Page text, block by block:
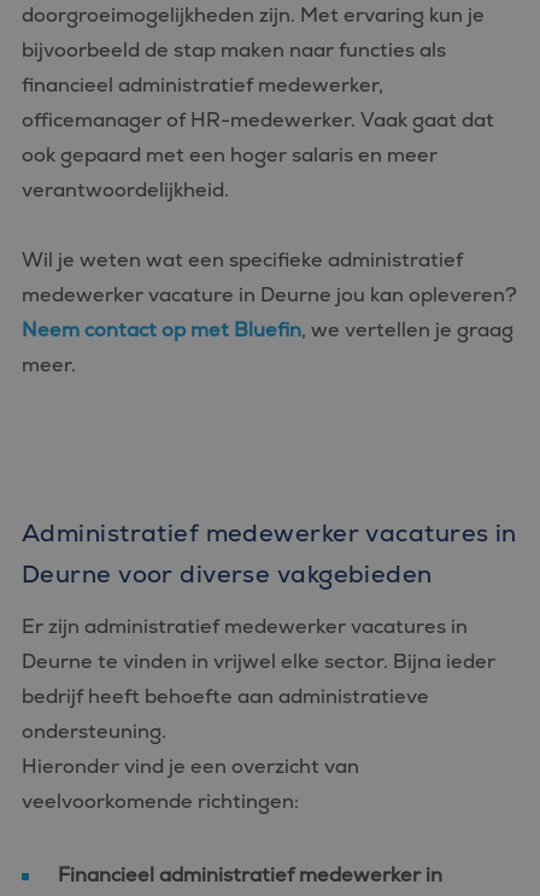
doorgroeimogelijkheden zijn. Met ervaring kun je
bijvoorbeeld de stap maken naar functies als
financieel administratief medewerker,
officemanager of HR-medewerker. Vaak gaat dat
ook gepaard met een hoger salaris en meer
verantwoordelijkheid.
Wil je weten wat een specifieke administratief
medewerker vacature in Deurne jou kan opleveren?
Neem contact op met Bluefin, we vertellen je graag
meer.
Administratief medewerker vacatures in
Deurne voor diverse vakgebieden
Er zijn administratief medewerker vacatures in
Deurne te vinden in vrijwel elke sector. Bijna ieder
bedrijf heeft behoefte aan administratieve
ondersteuning.
Hieronder vind je een overzicht van
veelvoorkomende richtingen:
Financieel administratief medewerker in